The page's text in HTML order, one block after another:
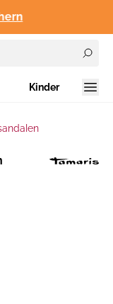
Kinder